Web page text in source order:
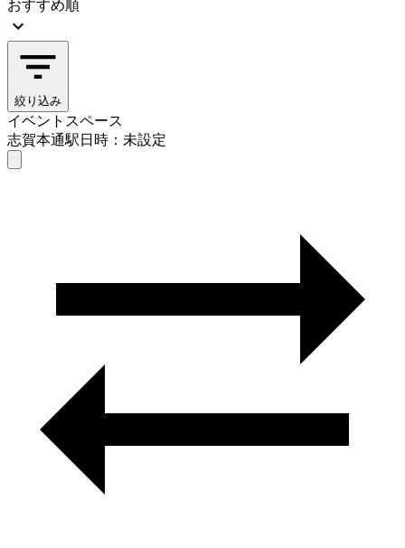
おすすめ順
絞り込み
イベントスペース
志賀本通駅日時：未設定